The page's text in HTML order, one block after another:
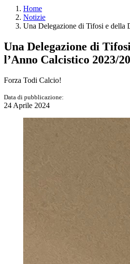
Home
Notizie
Una Delegazione di Tifosi e della
Una Delegazione di
l’Anno Calcistico 2023/
Forza Todi Calcio!
Data di pubblicazione:
24 Aprile 2024